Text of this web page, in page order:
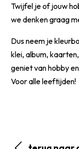
Twijfel je of jouw
we denken graag
Dus neem je
klei, album,
geniet van hobby
Voor alle leeftijden!